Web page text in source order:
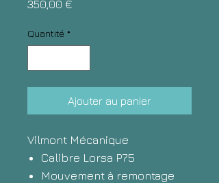
350,00 €
Quantité *
Ajouter au panier
Vilmont Mécanique
Calibre Lorsa P75
Mouvement à remontage